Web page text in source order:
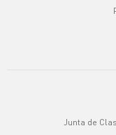
Junta de